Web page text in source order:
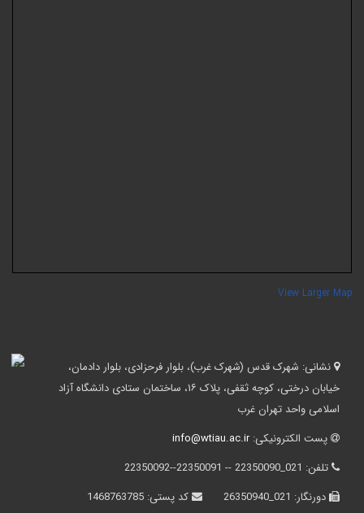
View Larger
نشانی:شهرک قدس (شهرک غرب)، بلوار فرحزادی، بلوار دادمان،
خیابان درختی، کوچه ثقفی، پلاک ۱۶، ساختمان ستادی دانشگاه آزاد
اسلامی واحد تهران غرب
پست الکترونیکی:info@wtiau.ac.ir
تلفن:021_22350090 -- 22350091--22350092
دورنگار:021_26350940 کد پستی:1468763785